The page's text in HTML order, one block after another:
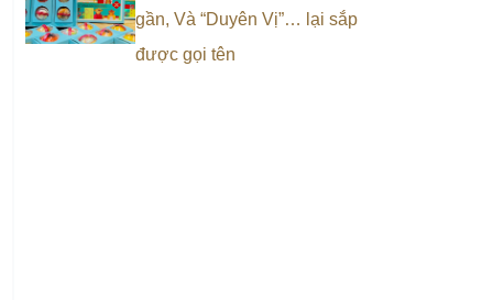
gần, Và “Duyên Vị”… lại sắp
được gọi tên